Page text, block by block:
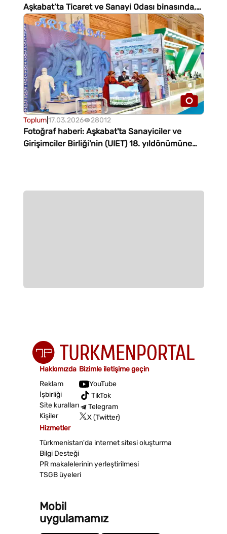
Aşkabat’ta Ticaret ve Sanayi Odası binasında,
sanayi gelişimi ve ticari-ekonomik iş birliğinin
genişletilmesine adanmış uluslararası bir sergi
düzenlendi.
Toplum|17.03.2026 28012
Fotoğraf haberi: Aşkabat'ta Sanayiciler ve
Girişimciler Birliği'nin (UIET) 18. yıldönümüne
Hakkımızda
Reklam
İşbirliği
Site kuralları
Kişiler
Bizimle iletişime geçin
YouTube
TikTok
Telegram
X (Twitter)
Hizmetler
Türkmenistan'da internet sitesi oluşturma
Bilgi Desteği
PR makalelerinin yerleştirilmesi
TSGB üyeleri
Mobil
uygulamamız